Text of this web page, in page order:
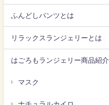
ふんどしパンツとは
リラックスランジェリーとは
はごろもランジェリー商品紹介
マスク